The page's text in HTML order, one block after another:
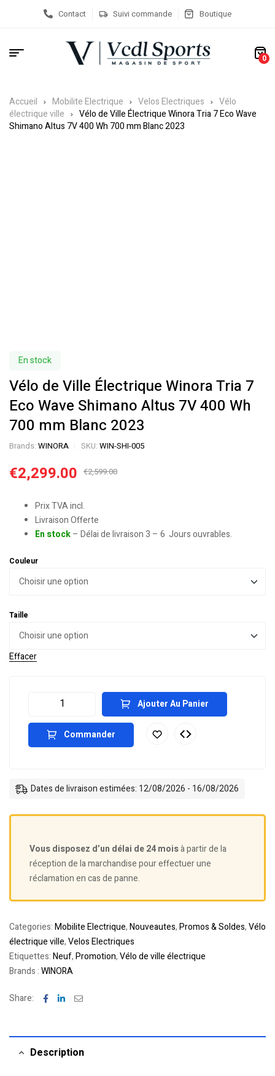
Contact Suivi commande Boutique
0
Accueil Mobilite Electrique Velos Electriques
Vélo
électrique ville
Vélo de Ville Électrique Winora Tria 7 Eco Wave
Shimano Altus 7V 400 Wh 700 mm Blanc 2023
En stock
Vélo de Ville Électrique Winora Tria 7
Eco Wave Shimano Altus 7V 400 Wh
700 mm Blanc 2023
Brands: WINORA SKU: WIN-SHI-005
€2,599.00
€2,299.00
Prix TVA incl.
Livraison Offerte
En stock– Délai de livraison 3 – 6 Jours ouvrables.
Couleur
Taille
Effacer
Ajouter Au Panier
Commander
Dates de livraison estimées: 12/08/2026 - 16/08/2026
Vous disposez d’un délai de 24 moisà partir de la
réception de la marchandise pour effectuer une
réclamation en cas de panne.
Categories:Mobilite Electrique,Nouveautes,Promos & Soldes,Vélo
électrique ville,Velos Electriques
Etiquettes:Neuf,Promotion,Vélo de ville électrique
Brands :WINORA
Share: Facebook
LinkedinEmail
Description